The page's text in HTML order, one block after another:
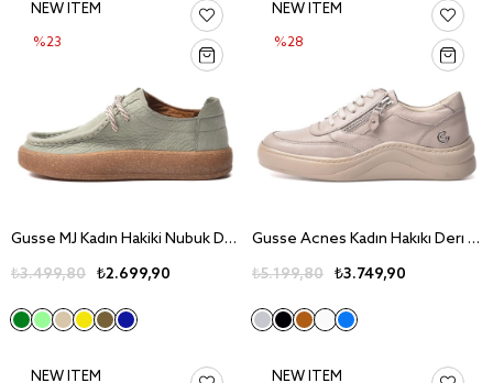
Gusse MJ Kadın Hakiki Nubuk Deri Günlük Ayakkabı 241094-1
₺2.699,90
₺3.499,80
NEW ITEM
%23
Gusse Acnes Kadın Hakıkı Derı Ayakkabı 216674
₺3.749,90
₺5.199,80
NEW ITEM
%28
NEW ITEM NEW ITEM